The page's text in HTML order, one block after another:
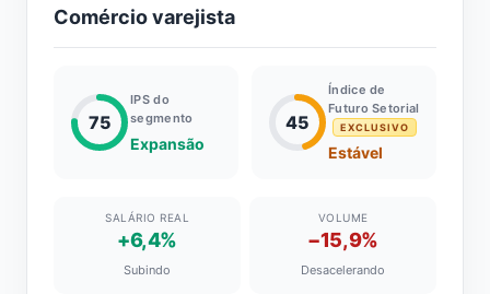
Comércio varejista
75
IPS do
segmento
Expansão
45
Índice de
Futuro Setorial
EXCLUSIVO
Estável
SALÁRIO REAL
+6,4%
Subindo
VOLUME
−15,9%
Desacelerando